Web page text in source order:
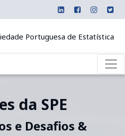
Portuguesa de Estatística
da SPE
e Desafios &